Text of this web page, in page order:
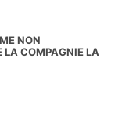
NON
LA COMPAGNIE LA